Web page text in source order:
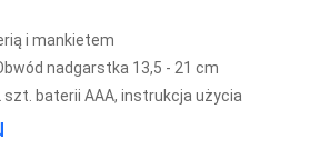
i mankietem
nadgarstka 13,5 - 21 cm
szt. baterii AAA, instrukcja użycia